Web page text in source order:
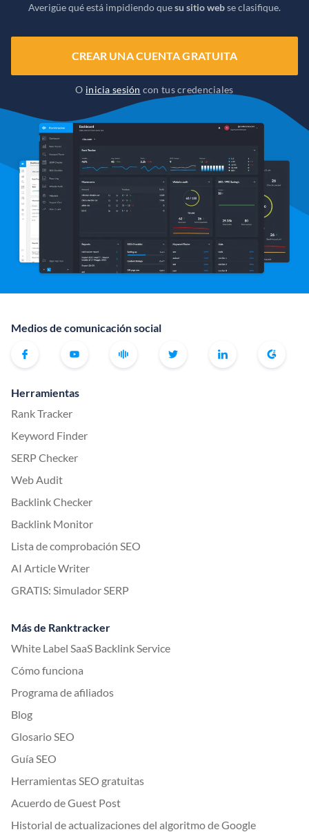
Averigüe qué está impidiendo quesu sitio webse clasifique.
CREAR UNA CUENTA GRATUITA
O inicia sesión con tus credenciales
Medios de comunicación social
Herramientas
Rank Tracker
Keyword Finder
SERP Checker
Web Audit
Backlink Checker
Backlink Monitor
Lista de comprobación SEO
AI Article Writer
GRATIS: Simulador SERP
Más de Ranktracker
White Label SaaS Backlink Service
Cómo funciona
Programa de afiliados
Blog
Glosario SEO
Guía SEO
Herramientas SEO gratuitas
Acuerdo de Guest Post
Historial de actualizaciones del algoritmo de Google